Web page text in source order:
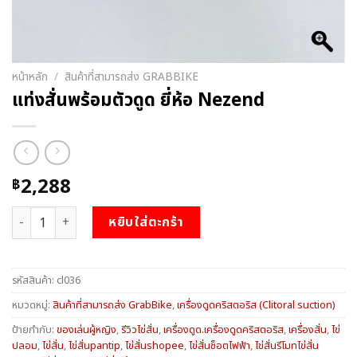
หน้าหลัก / สินค้าที่สามารถส่ง GRABBIKE
แท่งสั่นพร้อมตัวดูด ยี่ห้อ Nezend
฿2,288
จำนวน แท่งสั่นพร้อมตัวดูด ยี่ห้อ Nezend ชิ้น
หยิบใส่ตะกร้า
รหัสสินค้า: cl036
หมวดหมู่: สินค้าที่สามารถส่ง GrabBike,เครื่องดูดคริสตอริส (Clitoral suction)
ป้ายกำกับ: ของเล่นผู้หญิง,รีวิวไข่สั่น,เครื่องดูด.เครื่องดูดคริสตอริส,เครื่องสั่น,ไข่
ปลอม,ไข่สั่น,ไข่สั่นpantip,ไข่สั่นshopee,ไข่สั่นช็อตไฟฟ้า,ไข่สั่นรีโมทไข่สั่น